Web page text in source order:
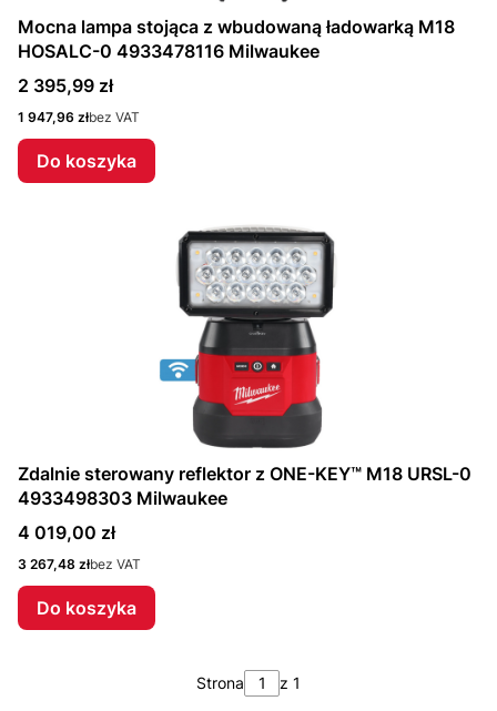
Mocna lampa stojąca z wbudowaną ładowarką M18
HOSALC-0 4933478116 Milwaukee
Cena
2 395,99 zł
Cena
1 947,96 złbez VAT
Do koszyka
Zdalnie sterowany reflektor z ONE-KEY™ M18 URSL-0
4933498303 Milwaukee
Cena
4 019,00 zł
Cena
3 267,48 złbez VAT
Do koszyka
Strona z 1